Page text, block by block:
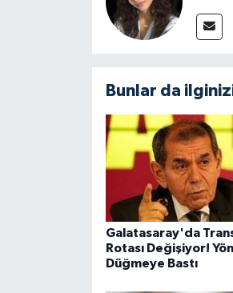
Bunlar da
Galatasaray'da
Rotası Değişiyor!
Düğmeye Bastı